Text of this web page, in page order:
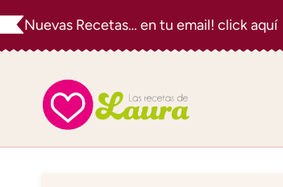
Saltar
al
Nuevas Recetas… en tu email! click aquí